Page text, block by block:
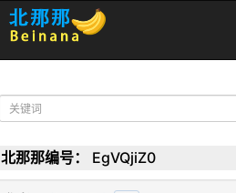
北那那编号： EgVQjiZ0